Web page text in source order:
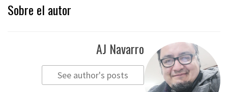
Sobre el autor
AJ Navarro
See author's posts